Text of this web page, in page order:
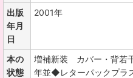
出版
年月
日
2001年
本の
状態
増補新装 カバー・背若
年並◆レターパックプラ